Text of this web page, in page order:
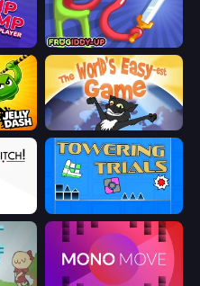
Crazy Jump Jump Multiplayer Frogiddy